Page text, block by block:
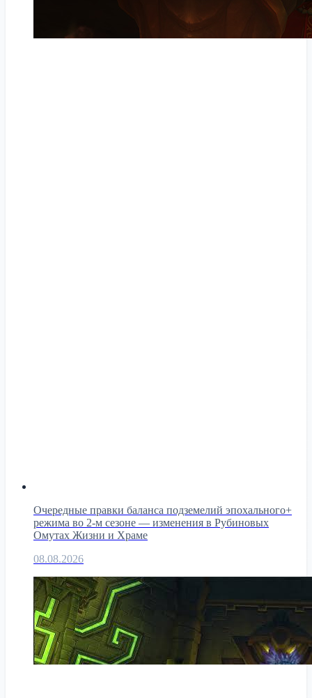
Очередные правки баланса подземелий эпохального+
режима во 2-м сезоне — изменения в Рубиновых
Омутах Жизни и Храме
08.08.2026